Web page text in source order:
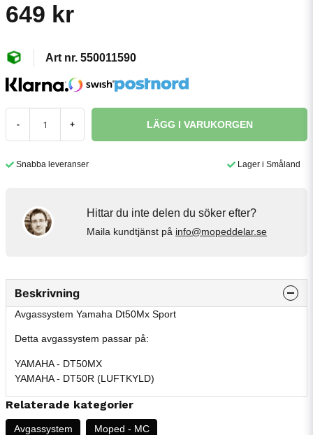
649 kr
550011590
- + LÄGG I VARUKORGEN
Snabba leveranser Lager i Småland
Hittar du inte delen du söker efter?
Maila kundtjänst på info@mopeddelar.se
Beskrivning
Avgassystem Yamaha Dt50Mx Sport
Detta avgassystem passar på:
YAMAHA - DT50MX
YAMAHA - DT50R (LUFTKYLD)
Relaterade kategorier
Avgassystem Moped - MC